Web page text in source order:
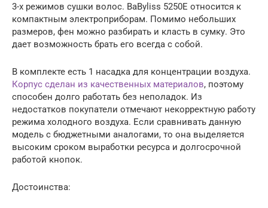
3-х режимов сушки волос. BaByliss 5250E относится к
компактным электроприборам. Помимо небольших
размеров, фен можно разбирать и класть в сумку. Это
дает возможность брать его всегда с собой.
В комплекте есть 1 насадка для концентрации воздуха.
Корпус сделан из качественных материалов, поэтому
способен долго работать без неполадок. Из
недостатков покупатели отмечают некорректную работу
режима холодного воздуха. Если сравнивать данную
модель с бюджетными аналогами, то она выделяется
высоким сроком выработки ресурса и долгосрочной
работой кнопок.
Достоинства: